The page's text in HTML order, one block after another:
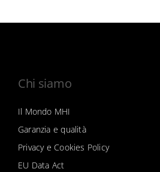
Chi siamo
Il Mondo MHI
Garanzia e qualità
Privacy e Cookies Policy
EU Data Act